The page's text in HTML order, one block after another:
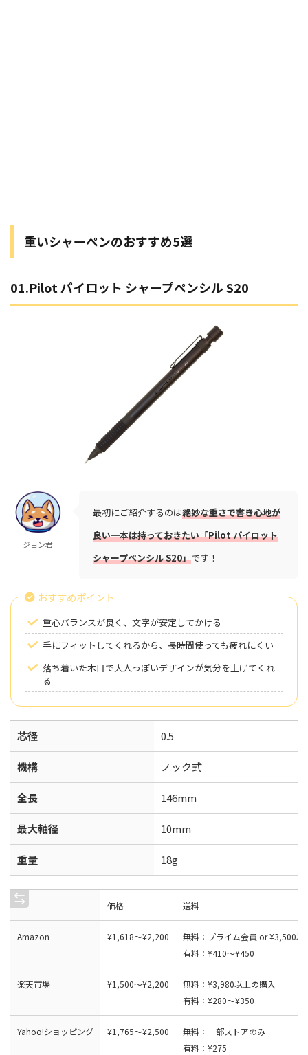
重いシャーペンのおすすめ5選
01.Pilot パイロット シャープペンシル S20
ジョン君
最初にご紹介するのは絶妙な重さで書き心地が
良い一本は持っておきたい「Pilot パイロット
シャープペンシル S20」です！
おすすめポイント
重心バランスが良く、文字が安定してかける
手にフィットしてくれるから、長時間使っても疲れにくい
落ち着いた木目で大人っぽいデザインが気分を上げてくれ
る
芯径 0.5
機構 ノック式
全長 146mm
最大軸径 10mm
重量 18g
価格 送料
Amazon ¥1,618〜¥2,200
無料：プライム会員 or ¥3,500以
有料：¥410〜¥450
楽天市場 ¥1,500〜¥2,200
無料：¥3,980以上の購入
有料：¥280〜¥350
Yahoo!ショッピング ¥1,765〜¥2,500
無料：一部ストアのみ
有料：¥275